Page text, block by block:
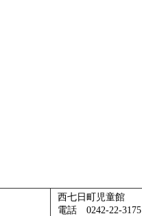
西七日町児童館
電話 0242‐22‐3175